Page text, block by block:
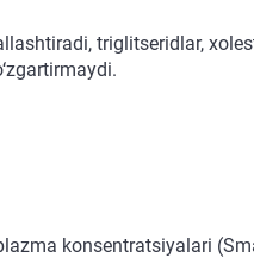
triglitseridlar,
konsentratsiyalari